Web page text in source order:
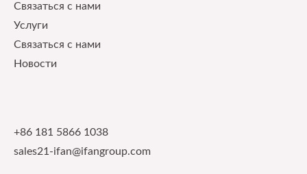
Связаться с нами
Услуги
Связаться с нами
Новости
+86 181 5866 1038
sales21-ifan@ifangroup.com